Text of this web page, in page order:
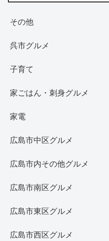
その他
呉市グルメ
子育て
家ごはん・刺身グルメ
家電
広島市中区グルメ
広島市内その他グルメ
広島市南区グルメ
広島市東区グルメ
広島市西区グルメ